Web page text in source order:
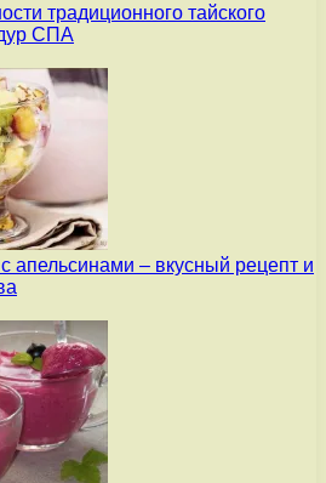
традиционного тайского
СПА
апельсинами – вкусный рецепт и